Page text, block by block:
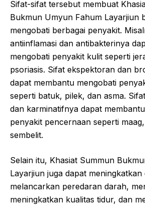
Sifat-sifat tersebut membuat
Bukmun Umyun Fahum Layarjiun
mengobati berbagai penyakit.
antiinflamasi dan antibakterinya
mengobati penyakit kulit seperti
psoriasis. Sifat ekspektoran dan
dapat membantu mengobati
seperti batuk, pilek, dan asma.
dan karminatifnya dapat
penyakit pencernaan seperti
sembelit.
Selain itu, Khasiat Summun
Layarjiun juga dapat
melancarkan peredaran darah,
meningkatkan kualitas tidur, dan